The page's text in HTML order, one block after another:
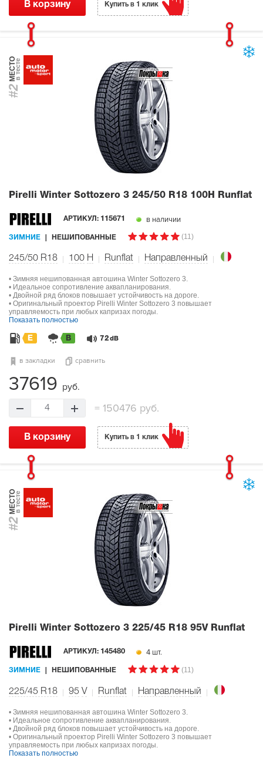
В корзину Купить в 1 клик
#2
МЕСТОв тесте
Pirelli Winter Sottozero 3 245/50 R18 100H Runflat
АРТИКУЛ: 115671 в наличии
ЗИМНИЕ НЕШИПОВАННЫЕ (11)
245/50 R18 100 H Runflat Направленный
• Зимняя нешипованная автошина Winter Sottozero 3.
• Идеальное сопротивление аквапланирования.
• Двойной ряд блоков повышает устойчивость на дороге.
• Оригинальный проектор Pirelli Winter Sottozero 3 повышает
управляемость при любых капризах погоды.
Показать полностью
E B 72 dB
в закладки сравнить
37619 руб.
4 =150476 руб.
В корзину Купить в 1 клик
#2
МЕСТОв тесте
Pirelli Winter Sottozero 3 225/45 R18 95V Runflat
АРТИКУЛ: 145480 4 шт.
ЗИМНИЕ НЕШИПОВАННЫЕ (11)
225/45 R18 95 V Runflat Направленный
• Зимняя нешипованная автошина Winter Sottozero 3.
• Идеальное сопротивление аквапланирования.
• Двойной ряд блоков повышает устойчивость на дороге.
• Оригинальный проектор Pirelli Winter Sottozero 3 повышает
управляемость при любых капризах погоды.
Показать полностью